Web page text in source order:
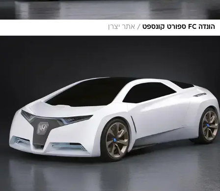
הונדה FC ספורט קונספט / אתר יצרן